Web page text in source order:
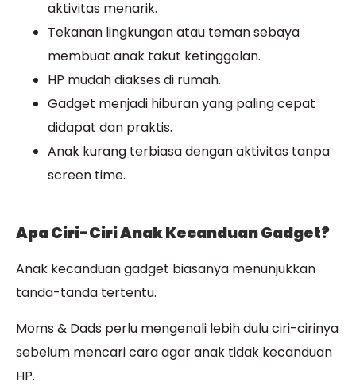
aktivitas menarik.
Tekanan lingkungan atau teman sebaya
membuat anak takut ketinggalan.
HP mudah diakses di rumah.
Gadget menjadi hiburan yang paling cepat
didapat dan praktis.
Anak kurang terbiasa dengan aktivitas tanpa
screen time.
Apa Ciri-Ciri Anak Kecanduan Gadget?
Anak kecanduan gadget biasanya menunjukkan
tanda-tanda tertentu.
Moms & Dads perlu mengenali lebih dulu ciri-cirinya
sebelum mencari cara agar anak tidak kecanduan
HP.